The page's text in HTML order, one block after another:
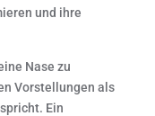
und ihre
Nase zu
Vorstellungen als
Ein